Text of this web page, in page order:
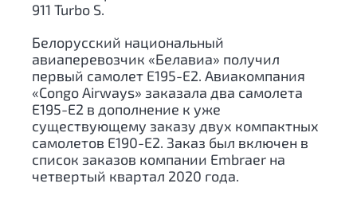
911 Turbo S.
Белорусский национальный
авиаперевозчик «Белавиа» получил
первый самолет Е195-Е2. Авиакомпания
«Congo Airways» заказала два самолета
Е195-Е2 в дополнение к уже
существующему заказу двух компактных
самолетов Е190-Е2. Заказ был включен в
список заказов компании Embraer на
четвертый квартал 2020 года.